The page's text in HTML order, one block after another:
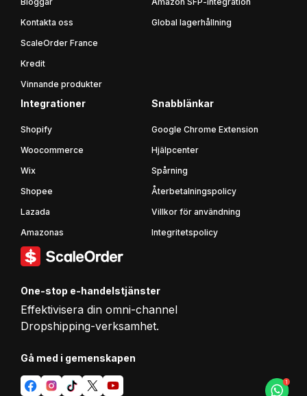
Kontakta oss
ScaleOrder France
Kredit
Vinnande produkter
Global lagerhållning
Integrationer
Shopify
Woocommerce
Wix
Shopee
Lazada
Amazonas
Snabblänkar
Google Chrome Extension
Hjälpcenter
Spårning
Återbetalningspolicy
Villkor för användning
Integritetspolicy
One-stop e-handelstjänster
Effektivisera din omni-channel
Dropshipping-verksamhet.
Gå med i gemenskapen